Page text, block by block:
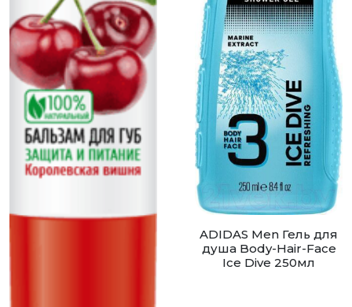
ADIDAS Men Гель для
душа Body-Hair-Face
Ice Dive 250мл